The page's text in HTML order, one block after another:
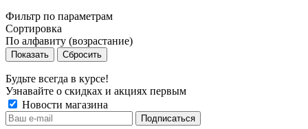
Фильтр по параметрам
Сортировка
По алфавиту (возрастание)
Сбросить
Будьте всегда в курсе!
Узнавайте о скидках и акциях первым
Новости магазина